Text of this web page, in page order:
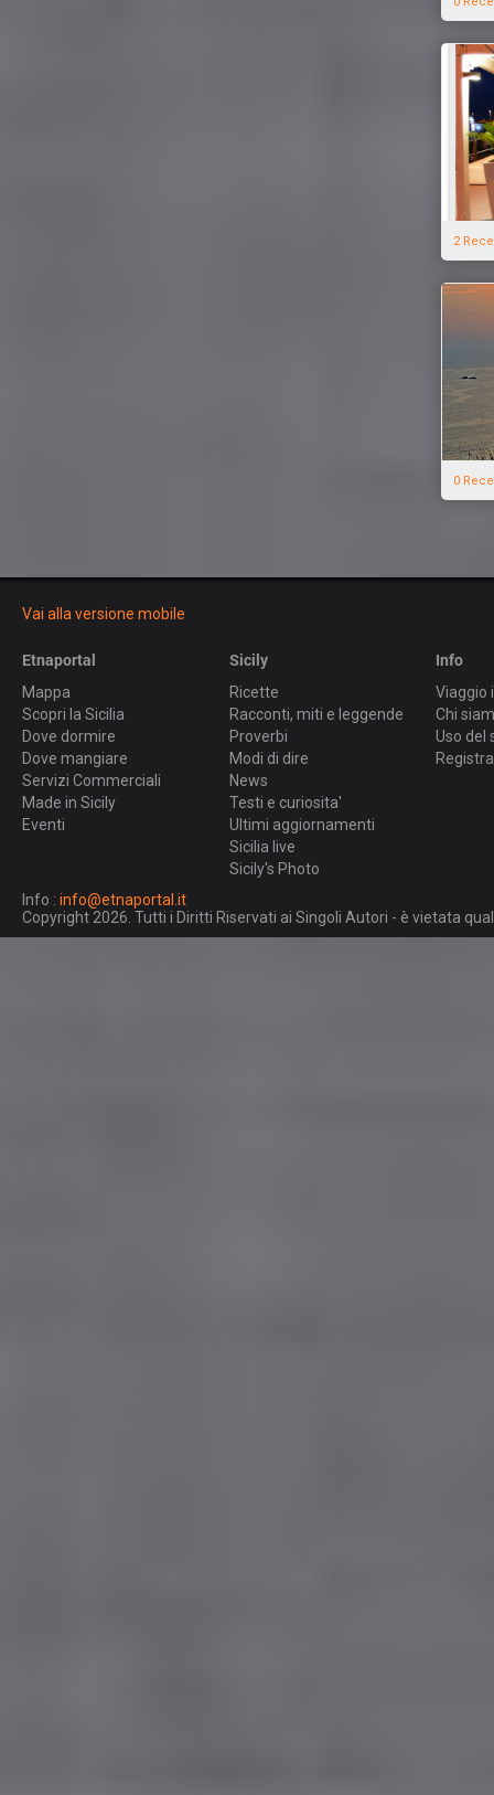
2
0
Vai alla versione mobile
Etnaportal
Mappa
Scopri la Sicilia
Dove dormire
Dove mangiare
Servizi Commerciali
Made in Sicily
Eventi
Sicily
Ricette
Racconti, miti e leggende
Proverbi
Modi di dire
News
Testi e curiosita'
Ultimi aggiornamenti
Sicilia live
Sicily's Photo
Info
Viaggio
Chi
Uso del
Info : info@etnaportal.it
Copyright 2026. Tutti i Diritti Riservati ai Singoli Autori - è vietata